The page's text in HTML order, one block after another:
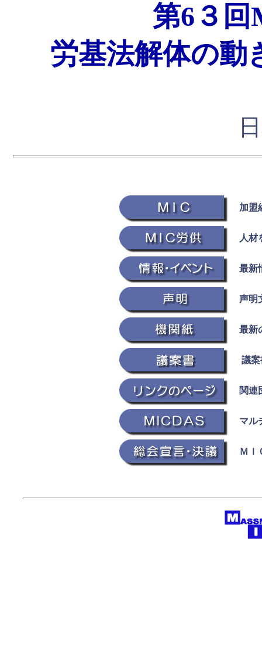
第6３
労基法解体の動
加盟
人材
最新
声明
最新
議案
関連
マル
ＭＩ